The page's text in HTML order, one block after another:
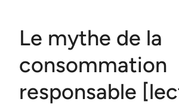
Le mythe de la
consommation
responsable